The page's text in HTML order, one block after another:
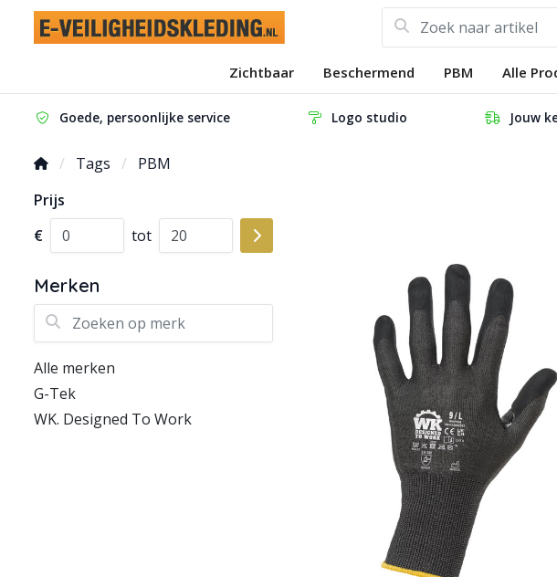
Zichtbaar Beschermend PBM Alle
Goede, persoonlijke service Logo studio Jouw
Tags
PBM
Prijs
€
tot
Merken
Zoeken op merk
Alle merken
G-Tek
WK. Designed To Work